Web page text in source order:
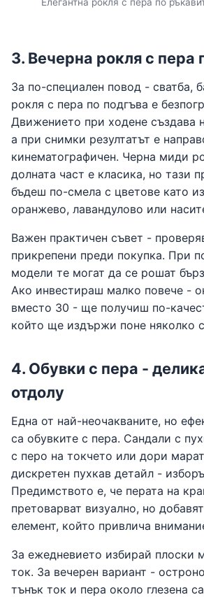
3. Вечерна рокля с пера
За по-специален повод - сватба,
рокля с пера по подгъва е
Движението при ходене създава
а при снимки резултатът е
кинематографичен. Черна миди
долната част е класика, но тази
бъдеш по-смела с цветове като
оранжево, лавандулово или
Важен практичен съвет -
прикрепени преди покупка. При
модели те могат да се рошат
Ако инвестираш малко повече -
вместо 30 - ще получиш по-
който ще издържи поне няколко
4. Обувки с пера -
отдолу
Една от най-неочакваните, но
са обувките с пера. Сандали с
с перо на токчето или дори
дискретен пухкав детайл -
Предимството е, че перата на
претоварват визуално, но
елемент, който привлича
За ежедневието избирай плоски
ток. За вечерен вариант -
тънък ток и пера около глезена